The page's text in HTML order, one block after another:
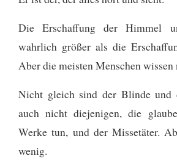
Die Erschaffung der Himmel
wahrlich größer als die
Aber die meisten Menschen
Nicht gleich sind der Blinde und
auch nicht diejenigen, die
Werke tun, und der Missetäter.
wenig.